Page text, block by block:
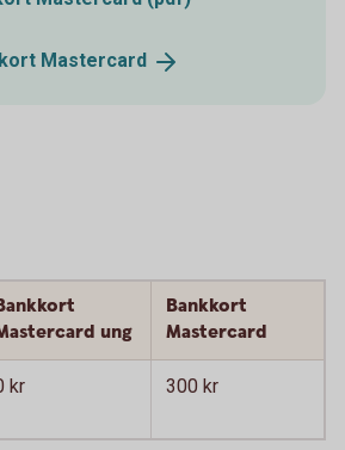
Mastercard
ung
Bankkort
Mastercard
kr 300 kr